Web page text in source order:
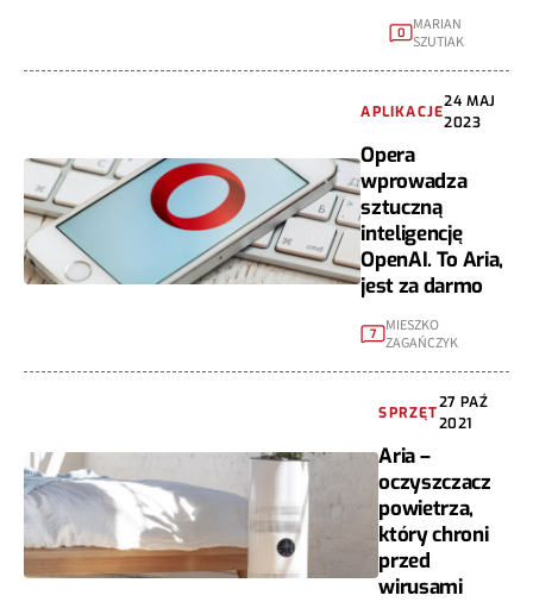
0
MARIAN
SZUTIAK
APLIKACJE
24 MAJ
2023
Opera
wprowadza
sztuczną
inteligencję
OpenAI. To Aria,
jest za darmo
7
MIESZKO
ZAGAŃCZYK
SPRZĘT
27 PAŹ
2021
Aria –
oczyszczacz
powietrza,
który chroni
przed
wirusami